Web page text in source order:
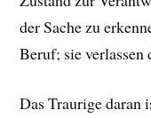
der Sache zu
Beruf; sie verlassen
Das Traurige daran